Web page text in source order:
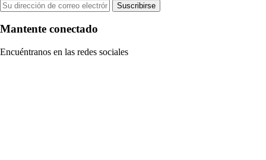
Suscribirse
Mantente conectado
Encuéntranos en las redes sociales